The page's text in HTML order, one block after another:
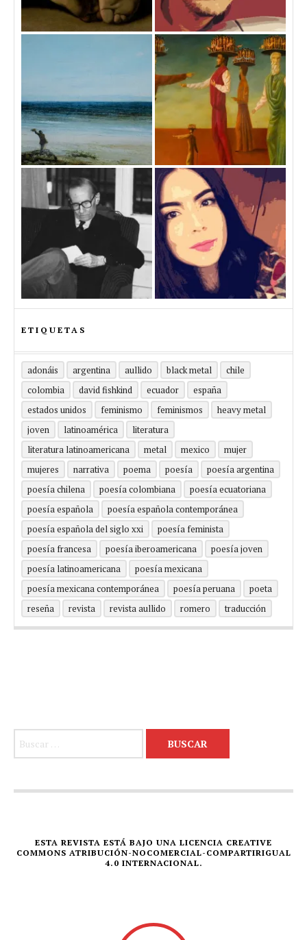
ETIQUETAS
adonáis argentina aullido black metal
chile
colombia
david fishkind ecuador
españa
estados unidos
feminismo feminismos
heavy metal
joven
latinoamérica
literatura
literatura latinoamericana
metal mexico
mujer
mujeres
narrativa poema poesía
poesía argentina
poesía chilena
poesía colombiana
poesía ecuatoriana
poesía española
poesía española contemporánea
poesía española del siglo xxi
poesía feminista
poesía francesa
poesía iberoamericana
poesía joven
poesía latinoamericana
poesía mexicana
poesía mexicana contemporánea
poesía peruana
poeta
reseña
revista revista aullido romero traducción
ESTA REVISTA ESTÁ BAJO UNA LICENCIA CREATIVE
COMMONS ATRIBUCIÓN-NOCOMERCIAL-COMPARTIRIGUAL
4.0 INTERNACIONAL.